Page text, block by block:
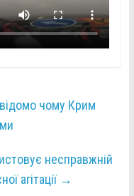
чому Крим
несправжній
агітації →